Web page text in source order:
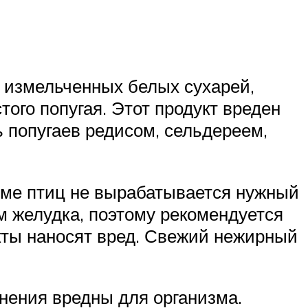
белых сухарей,
попугая. Этот продукт вреден
редисом, сельдереем,
птиц не вырабатывается нужный
поэтому рекомендуется
наносят вред. Свежий нежирный
вредны для организма.